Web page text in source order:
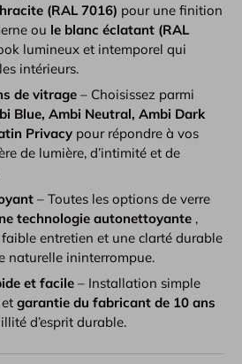
(RAL 7016) pour une finition
ou le blanc éclatant (RAL
lumineux et intemporel qui
intérieurs.
de vitrage– Choisissez parmi
Blue, Ambi Neutral, Ambi Dark
Privacypour répondre à vos
de lumière, d’intimité et de
– Toutes les options de verre
technologie autonettoyante,
entretien et une clarté durable
naturelle ininterrompue.
et facile– Installation simple
garantie du fabricant de 10 ans
d’esprit durable.